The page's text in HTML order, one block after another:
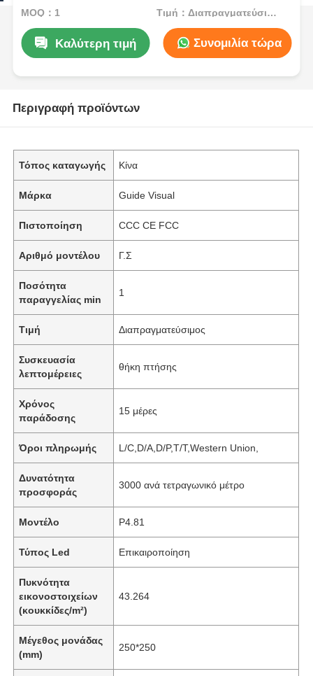
εισαγωγικού επιπέδου, 5000nit IP65 7680Hz CE
MOQ：1 Τιμή：Διαπραγματεύσιμος
Καλύτερη τιμή Συνομιλία τώρα
Περιγραφή προϊόντων
Τόπος καταγωγής Κίνα
Μάρκα Guide Visual
Πιστοποίηση CCC CE FCC
Αριθμό μοντέλου Γ.Σ
Ποσότητα
παραγγελίας min
1
Τιμή Διαπραγματεύσιμος
Συσκευασία
λεπτομέρειες
θήκη πτήσης
Χρόνος
παράδοσης
15 μέρες
Όροι πληρωμής L/C,D/A,D/P,T/T,Western Union,
Δυνατότητα
προσφοράς
3000 ανά τετραγωνικό μέτρο
Μοντέλο P4.81
Τύπος Led Επικαιροποίηση
Πυκνότητα
εικονοστοιχείων
(κουκκίδες/m²)
43.264
Μέγεθος μονάδας
(mm)
250*250